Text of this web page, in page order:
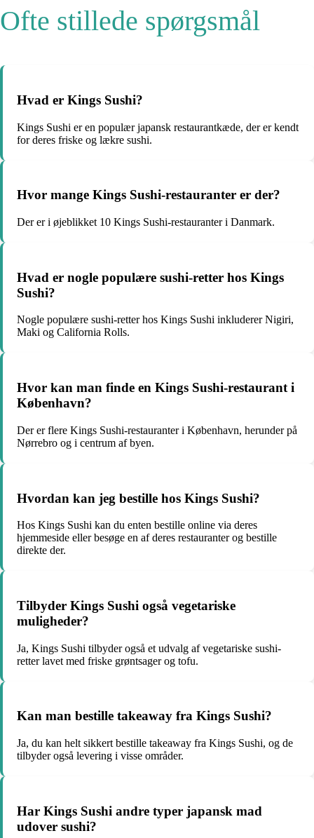
Ofte stillede spørgsmål
Hvad er Kings Sushi?
Kings Sushi er en populær japansk restaurantkæde, der er kendt
for deres friske og lækre sushi.
Hvor mange Kings Sushi-restauranter er der?
Der er i øjeblikket 10 Kings Sushi-restauranter i Danmark.
Hvad er nogle populære sushi-retter hos Kings
Sushi?
Nogle populære sushi-retter hos Kings Sushi inkluderer Nigiri,
Maki og California Rolls.
Hvor kan man finde en Kings Sushi-restaurant i
København?
Der er flere Kings Sushi-restauranter i København, herunder på
Nørrebro og i centrum af byen.
Hvordan kan jeg bestille hos Kings Sushi?
Hos Kings Sushi kan du enten bestille online via deres
hjemmeside eller besøge en af deres restauranter og bestille
direkte der.
Tilbyder Kings Sushi også vegetariske
muligheder?
Ja, Kings Sushi tilbyder også et udvalg af vegetariske sushi-
retter lavet med friske grøntsager og tofu.
Kan man bestille takeaway fra Kings Sushi?
Ja, du kan helt sikkert bestille takeaway fra Kings Sushi, og de
tilbyder også levering i visse områder.
Har Kings Sushi andre typer japansk mad
udover sushi?